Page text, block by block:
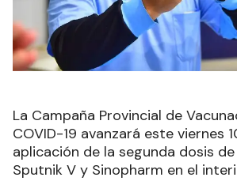
La Campaña Provincial de
COVID-19 avanzará este viernes
aplicación de la segunda dosis
Sputnik V y Sinopharm en el